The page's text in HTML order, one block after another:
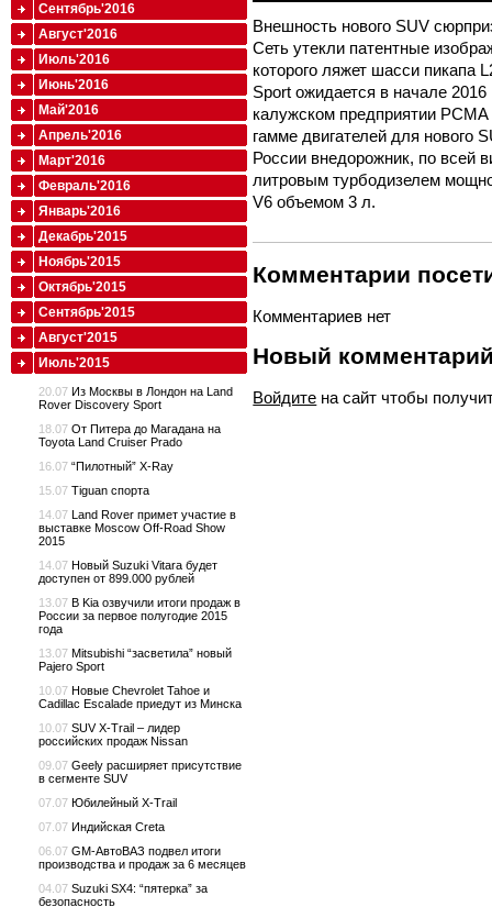
Внешность нового SUV
Сеть утекли патентные
которого ляжет шасси пикапа
Sport ожидается в начале
калужском предприятии
гамме двигателей для нового
России внедорожник, по всей
литровым турбодизелем
V6 объемом 3 л.
Комментарии
Комментариев нет
Новый
Войдите на сайт чтобы
Сентябрь'2016
Август'2016
Июль'2016
Июнь'2016
Май'2016
Апрель'2016
Март'2016
Февраль'2016
Январь'2016
Декабрь'2015
Ноябрь'2015
Октябрь'2015
Сентябрь'2015
Август'2015
Июль'2015
20.07 Из Москвы в Лондон на Land
Rover Discovery Sport
18.07 От Питера до Магадана на
Toyota Land Cruiser Prado
16.07 “Пилотный” X-Ray
15.07 Tiguan спорта
14.07 Land Rover примет участие в
выставке Moscow Off-Road Show
2015
14.07 Новый Suzuki Vitara будет
доступен от 899.000 рублей
13.07 В Kia озвучили итоги продаж в
России за первое полугодие 2015
года
13.07 Mitsubishi “засветила” новый
Pajero Sport
10.07 Новые Chevrolet Tahoe и
Cadillac Escalade приедут из Минска
10.07 SUV X-Trail – лидер
российских продаж Nissan
09.07 Geely расширяет присутствие
в сегменте SUV
07.07 Юбилейный X-Trail
07.07 Индийская Creta
06.07 GM-АвтоВАЗ подвел итоги
производства и продаж за 6 месяцев
04.07 Suzuki SX4: “пятерка” за
безопасность